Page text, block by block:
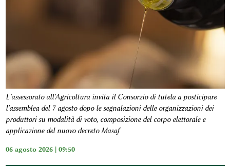
L'assessorato all'Agricoltura invita il Consorzio di tutela a posticipare
l'assemblea del 7 agosto dopo le segnalazioni delle organizzazioni dei
produttori su modalità di voto, composizione del corpo elettorale e
applicazione del nuovo decreto Masaf
06 agosto 2026 | 09:50